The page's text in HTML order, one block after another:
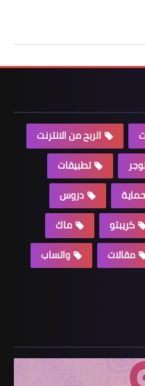
الربح من الانترنت
تطبيقات
حماية
دروس
كريبتو
ماك
مقالات
واتساب